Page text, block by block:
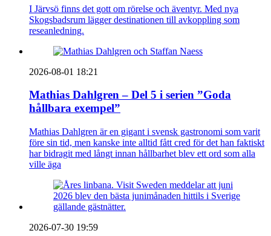
I Järvsö finns det gott om rörelse och äventyr. Med nya
Skogsbadsrum lägger destinationen till avkoppling som
reseanledning.
2026-08-01 18:21
Mathias Dahlgren – Del 5 i serien ”Goda
hållbara exempel”
Mathias Dahlgren är en gigant i svensk gastronomi som varit
före sin tid, men kanske inte alltid fått cred för det han faktiskt
har bidragit med långt innan hållbarhet blev ett ord som alla
ville äga
2026-07-30 19:59